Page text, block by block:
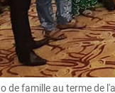
de famille au terme de